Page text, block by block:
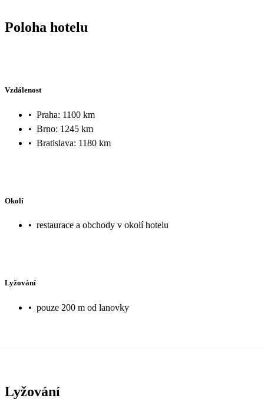
Poloha hotelu
Vzdálenost
• Praha: 1100 km
• Brno: 1245 km
• Bratislava: 1180 km
Okolí
• restaurace a obchody v okolí hotelu
Lyžování
• pouze 200 m od lanovky
Lyžování